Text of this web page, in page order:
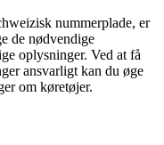
nummerplade, er
de nødvendige
oplysninger. Ved at få
ansvarligt kan du øge
om køretøjer.